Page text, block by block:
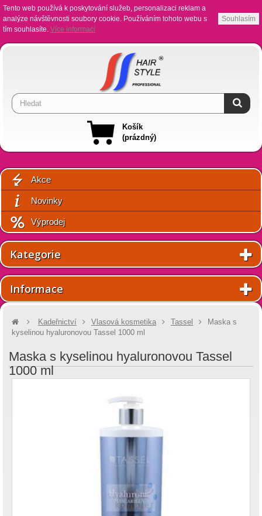
Tento web používá k poskytování služeb, personalizaci reklam a
analýze návštěvnosti soubory cookie. Používáním tohoto webu s
tím souhlasíte. Více informací
Souhlasím
Košík
(prázdný)
Akce
Novinky
Výprodej
Kategorie
Informace
Kadeřnictví Vlasová kosmetika Tassel
Maska s
kyselinou hyaluronovou Tassel 1000 ml
Maska s kyselinou hyaluronovou Tassel
1000 ml